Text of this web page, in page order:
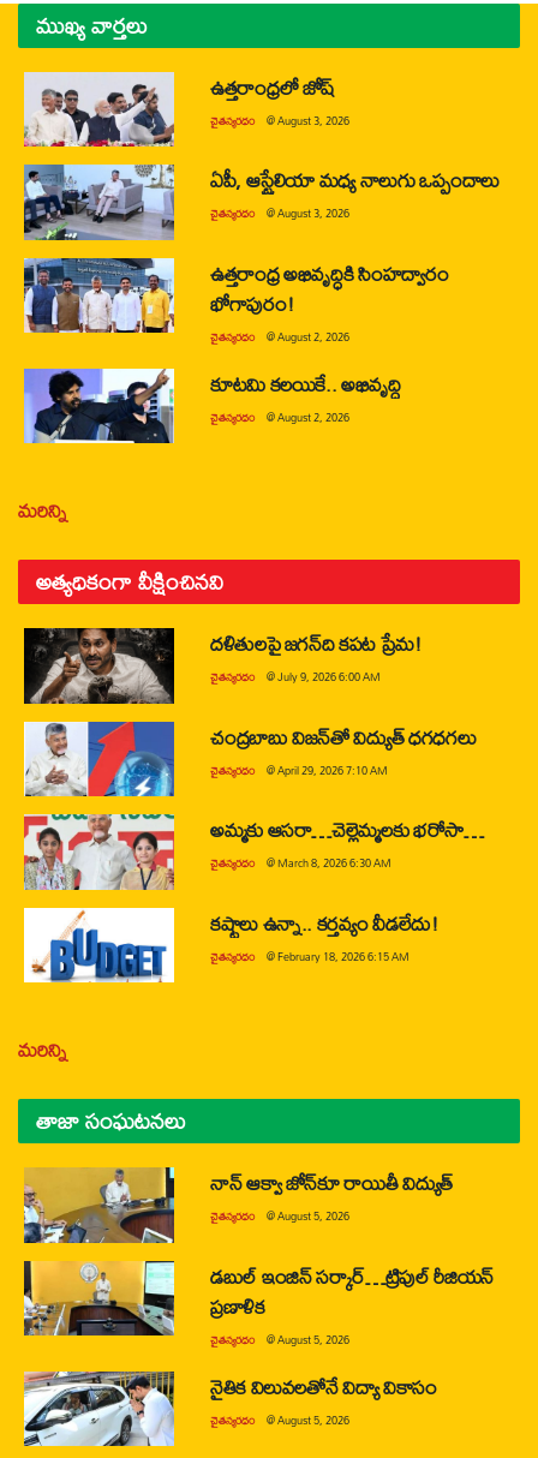
ముఖ్య వార్తలు
ఉత్తరాంధ్రలో జోష్
చైతన్యరధం @August 3, 2026
ఏపీ, ఆస్ట్రేలియా మధ్య నాలుగు ఒప్పందాలు
చైతన్యరధం @August 3, 2026
ఉత్తరాంధ్ర అభివృద్ధికి సింహద్వారం
భోగాపురం!
చైతన్యరధం @August 2, 2026
కూటమి కలయికే.. అభివృద్ధి
చైతన్యరధం @August 2, 2026
మరిన్ని
అత్యధికంగా వీక్షించినవి
దళితులపై జగన్‌ది కపట ప్రేమ!
చైతన్యరధం @July 9, 2026 6:00 AM
చంద్రబాబు విజన్‌తో విద్యుత్ ధగధగలు
చైతన్యరధం @April 29, 2026 7:10 AM
అమ్మకు ఆసరా…చెల్లెమ్మలకు భరోసా…
చైతన్యరధం @March 8, 2026 6:30 AM
కష్టాలు ఉన్నా.. కర్తవ్యం వీడలేదు!
చైతన్యరధం @February 18, 2026 6:15 AM
మరిన్ని
తాజా సంఘటనలు
నాన్ ఆక్వా జోన్‌కూ రాయితీ విద్యుత్
చైతన్యరధం @August 5, 2026
డబుల్ ఇంజిన్ సర్కార్…ట్రిపుల్ రీజియన్
ప్రణాళిక
చైతన్యరధం @August 5, 2026
నైతిక విలువలతోనే విద్యా వికాసం
చైతన్యరధం @August 5, 2026